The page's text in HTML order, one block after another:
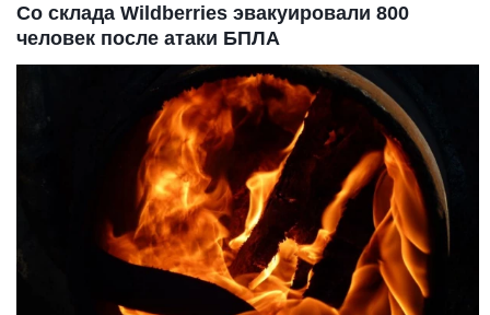
Со склада Wildberries эвакуировали 800
человек после атаки БПЛА